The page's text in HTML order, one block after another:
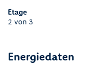
Etage
2 von 3
Energiedaten